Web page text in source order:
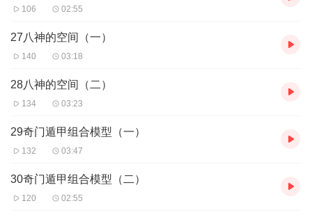
106 02:55
27八神的空间（一）
140 03:18
28八神的空间（二）
134 03:23
29奇门遁甲组合模型（一）
132 03:47
30奇门遁甲组合模型（二）
120 02:55